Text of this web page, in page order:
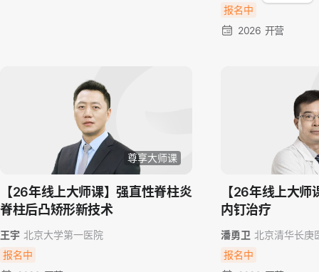
报名中
2026 开营
尊享大师课
【26年线上大师课】强直性脊柱炎
脊柱后凸矫形新技术
王宇 北京大学第一医院
报名中
【26年线上大
内钉治疗
潘勇卫 北京清华长庚
报名中